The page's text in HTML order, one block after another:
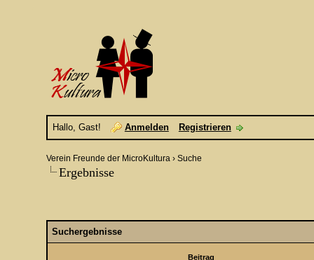
Hallo, Gast! Anmelden Registrieren
Verein Freunde der MicroKultura› Suche
Ergebnisse
Suchergebnisse
Beitrag